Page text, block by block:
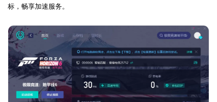
标，畅享加速服务。